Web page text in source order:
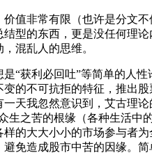
价值非常有限（也许是分文
型的东西，更是没任何理
混乱人的思维。
“获利必回吐”等简单的人
的不可抗拒的特征，推出
天我忽然意识到，艾古理
生之苦的根缘（各种生活中
的大大小小的市场参与者
免造成股市中苦的因缘。